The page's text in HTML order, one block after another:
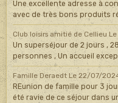
Une excellente adresse à
avec de très bons produits
Club loisirs amitié de Cellieu
Un superséjour de 2 jours ,
personnes , Un accueil
Famille Deraedt Le 22/07/
REunion de famille pour 3
été ravie de ce séjour dans